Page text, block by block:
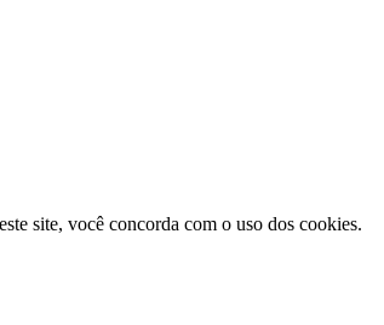
site, você concorda com o uso dos cookies.